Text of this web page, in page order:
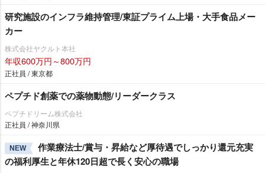
研究施設のインフラ維持管理/東証プライム上場・大手食品メー
カー
株式会社ヤクルト本社
年収600万円～800万円
正社員 / 東京都
ペプチド創薬での薬物動態/リーダークラス
ペプチドリーム株式会社
正社員 / 神奈川県
NEW
作業療法士/賞与・昇給など厚待遇でしっかり還元充実
の福利厚生と年休120日超で長く安心の職場